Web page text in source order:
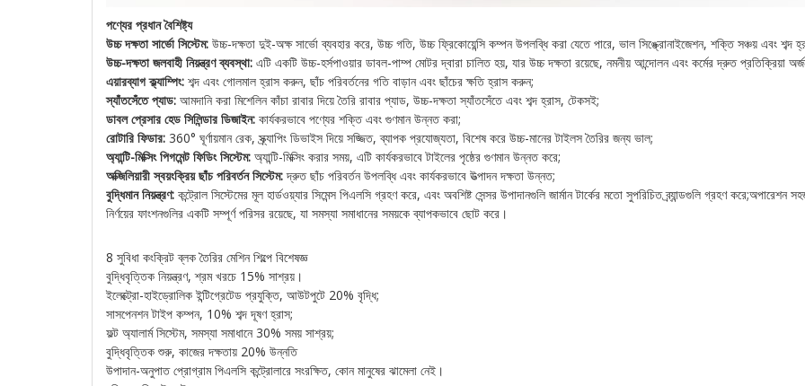
পণ্যের প্রধান বৈশিষ্ট্য
উচ্চ দক্ষতা সার্ভো সিস্টেম: উচ্চ-দক্ষতা দুই-অক্ষ সার্ভো ব্যবহার করে, উচ্চ গতি, উচ্চ ফ্রিকোয়েন্সি কম্পন উপলব্ধি করা যেতে পারে, ভাল সিঙ্ক্রোনাইজেশন, শক্তি সঞ্চয় এবং শব্দ
উচ্চ-দক্ষতা জলবাহী নিয়ন্ত্রণ ব্যবস্থা: এটি একটি উচ্চ-হর্সপাওয়ার ডাবল-পাম্প মোটর দ্বারা চালিত হয়, যার উচ্চ দক্ষতা রয়েছে, নমনীয় আন্দোলন এবং কর্মের দ্রুত প্রতিক্রিয়া
এয়ারব্যাগ ক্ল্যাম্পিং: শব্দ এবং গোলমাল হ্রাস করুন, ছাঁচ পরিবর্তনের গতি বাড়ান এবং ছাঁচের ক্ষতি হ্রাস করুন;
স্যাঁতসেঁতে প্যাড: আমদানি করা মিশেলিন কাঁচা রাবার দিয়ে তৈরি রাবার প্যাড, উচ্চ-দক্ষতা স্যাঁতসেঁতে এবং শব্দ হ্রাস, টেকসই;
ডাবল প্রেসার হেড সিলিন্ডার ডিজাইন: কার্যকরভাবে পণ্যের শক্তি এবং গুণমান উন্নত করা;
রোটারি ফিডার: 360° ঘূর্ণায়মান রেক, স্ক্র্যাপিং ডিভাইস দিয়ে সজ্জিত, ব্যাপক প্রযোজ্যতা, বিশেষ করে উচ্চ-মানের টাইলস তৈরির জন্য ভাল;
অ্যান্টি-মিক্সিং পিগমেন্ট ফিডিং সিস্টেম: অ্যান্টি-মিক্সিং করার সময়, এটি কার্যকরভাবে টাইলের পৃষ্ঠের গুণমান উন্নত করে;
অক্জিলিয়ারী স্বয়ংক্রিয় ছাঁচ পরিবর্তন সিস্টেম:দ্রুত ছাঁচ পরিবর্তন উপলব্ধি এবং কার্যকরভাবে উত্পাদন দক্ষতা উন্নত;
বুদ্ধিমান নিয়ন্ত্রণ: কন্ট্রোল সিস্টেমের মূল হার্ডওয়্যার সিমেন্স পিএলসি গ্রহণ করে, এবং অবশিষ্ট সেন্সর উপাদানগুলি জার্মান টার্কের মতো সুপরিচিত ব্র্যান্ডগুলি গ্রহণ
নির্ণয়ের ফাংশনগুলির একটি সম্পূর্ণ পরিসর রয়েছে, যা সমস্যা সমাধানের সময়কে ব্যাপকভাবে ছোট করে।
8 সুবিধা কংক্রিট ব্লক তৈরির মেশিন শিল্পে বিশেষজ্ঞ
বুদ্ধিবৃত্তিক নিয়ন্ত্রণ, শ্রম খরচে 15% সাশ্রয়।
ইলেক্ট্রো-হাইড্রোলিক ইন্টিগ্রেটেড প্রযুক্তি, আউটপুটে 20% বৃদ্ধি;
সাসপেনশন টাইপ কম্পন, 10% শব্দ দূষণ হ্রাস;
ফল্ট অ্যালার্ম সিস্টেম, সমস্যা সমাধানে 30% সময় সাশ্রয়;
বুদ্ধিবৃত্তিক শুরু, কাজের দক্ষতায় 20% উন্নতি
উপাদান-অনুপাত প্রোগ্রাম পিএলসি কন্ট্রোলারে সংরক্ষিত, কোন মানুষের ঝামেলা নেই।